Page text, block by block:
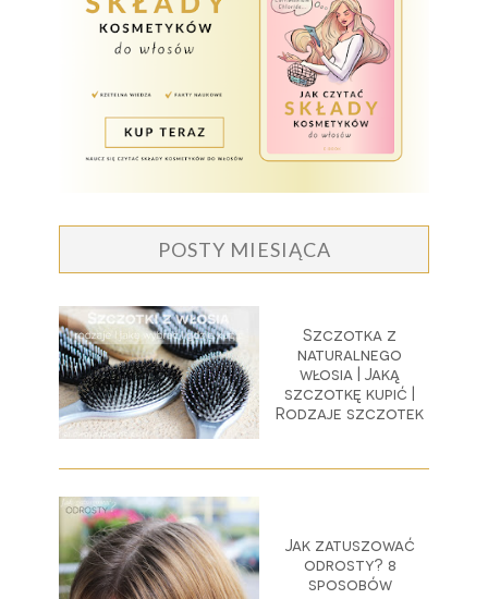
POSTY MIESIĄCA
Szczotka z
naturalnego
włosia | Jaką
szczotkę kupić |
Rodzaje szczotek
Jak zatuszować
odrosty? 8
sposobów